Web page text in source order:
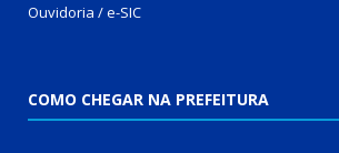
Ouvidoria /e-SIC
COMO CHEGAR NA PREFEITURA